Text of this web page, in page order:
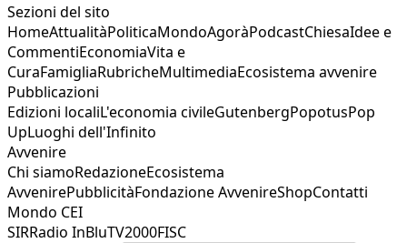
Sezioni del sito
HomeAttualitàPoliticaMondoAgoràPodcastChiesaIdee e
CommentiEconomiaVita e
CuraFamigliaRubricheMultimediaEcosistema avvenire
Pubblicazioni
Edizioni localiL'economia civileGutenbergPopotusPop
UpLuoghi dell'Infinito
Avvenire
Chi siamoRedazioneEcosistema
AvvenirePubblicitàFondazione AvvenireShopContatti
Mondo CEI
SIRRadio InBluTV2000FISC